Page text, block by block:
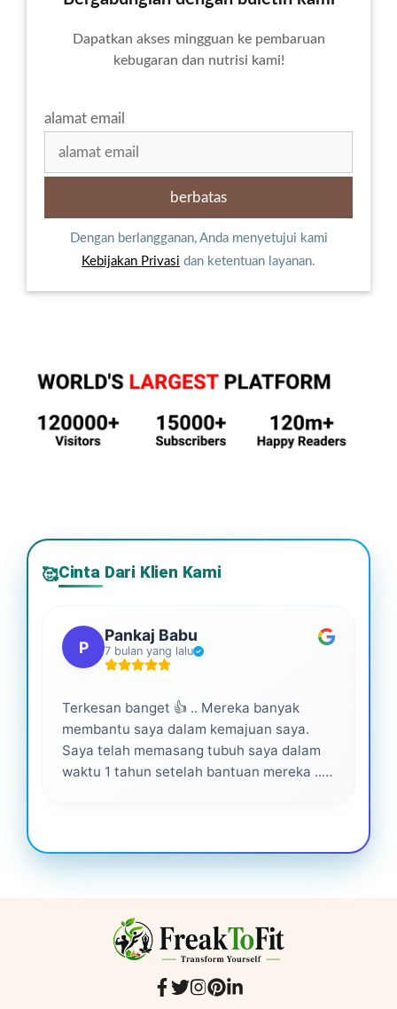
Dapatkan akses mingguan ke pembaruan
kebugaran dan nutrisi kami!
alamat email
Dengan berlangganan, Anda menyetujui kami
Kebijakan Privasi dan ketentuan layanan.
🥰Cinta Dari Klien Kami
P
Pankaj Babu
7 bulan yang lalu
Terkesan banget 👍 .. Mereka banyak
membantu saya dalam kemajuan saya.
Saya telah memasang tubuh saya dalam
waktu 1 tahun setelah bantuan mereka ...